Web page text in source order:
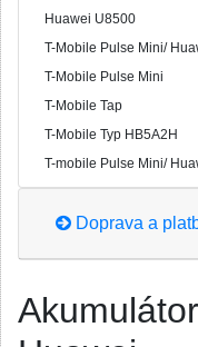
Huawei U8500
T-Mobile Pulse Mini/
T-Mobile Pulse Mini
T-Mobile Tap
T-Mobile Typ HB5A2H
T-mobile Pulse Mini/
Doprava a